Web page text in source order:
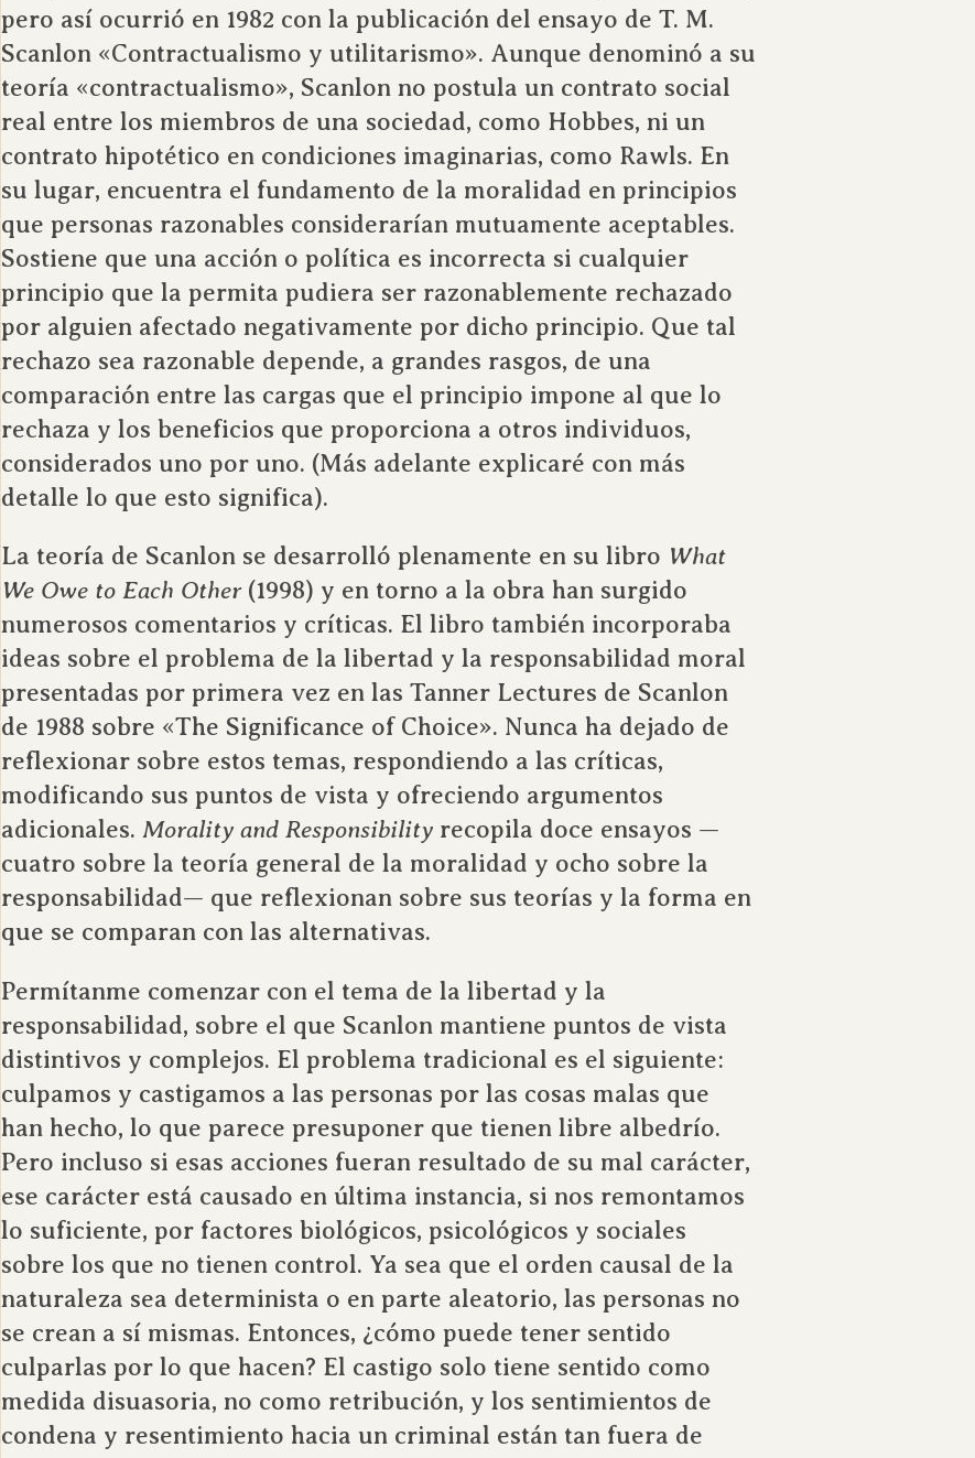
pero así ocurrió en 1982 con la publicación del ensayo de T. M.
Scanlon «Contractualismo y utilitarismo». Aunque denominó a su
teoría «contractualismo», Scanlon no postula un contrato social
real entre los miembros de una sociedad, como Hobbes, ni un
contrato hipotético en condiciones imaginarias, como Rawls. En
su lugar, encuentra el fundamento de la moralidad en principios
que personas razonables considerarían mutuamente aceptables.
Sostiene que una acción o política es incorrecta si cualquier
principio que la permita pudiera ser razonablemente rechazado
por alguien afectado negativamente por dicho principio. Que tal
rechazo sea razonable depende, a grandes rasgos, de una
comparación entre las cargas que el principio impone al que lo
rechaza y los beneficios que proporciona a otros individuos,
considerados uno por uno. (Más adelante explicaré con más
detalle lo que esto significa).
La teoría de Scanlon se desarrolló plenamente en su libro What
We Owe to Each Other(1998) y en torno a la obra han surgido
numerosos comentarios y críticas. El libro también incorporaba
ideas sobre el problema de la libertad y la responsabilidad moral
presentadas por primera vez en las Tanner Lectures de Scanlon
de 1988 sobre «The Significance of Choice». Nunca ha dejado de
reflexionar sobre estos temas, respondiendo a las críticas,
modificando sus puntos de vista y ofreciendo argumentos
adicionales. Morality and Responsibilityrecopila doce ensayos —
cuatro sobre la teoría general de la moralidad y ocho sobre la
responsabilidad— que reflexionan sobre sus teorías y la forma en
que se comparan con las alternativas.
Permítanme comenzar con el tema de la libertad y la
responsabilidad, sobre el que Scanlon mantiene puntos de vista
distintivos y complejos. El problema tradicional es el siguiente:
culpamos y castigamos a las personas por las cosas malas que
han hecho, lo que parece presuponer que tienen libre albedrío.
Pero incluso si esas acciones fueran resultado de su mal carácter,
ese carácter está causado en última instancia, si nos remontamos
lo suficiente, por factores biológicos, psicológicos y sociales
sobre los que no tienen control. Ya sea que el orden causal de la
naturaleza sea determinista o en parte aleatorio, las personas no
se crean a sí mismas. Entonces, ¿cómo puede tener sentido
culparlas por lo que hacen? El castigo solo tiene sentido como
medida disuasoria, no como retribución, y los sentimientos de
condena y resentimiento hacia un criminal están tan fuera de